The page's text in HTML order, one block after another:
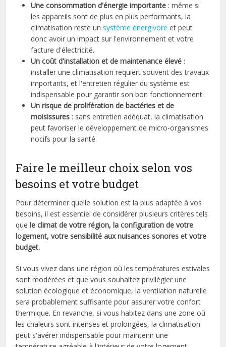
Une consommation d'énergie importante : même si
les appareils sont de plus en plus performants, la
climatisation reste unsystème énergivore et peut
donc avoir un impact sur l'environnement et votre
facture d'électricité.
Un coût d'installation et de maintenance élevé :
installer une climatisation requiert souvent des travaux
importants, et l'entretien régulier du système est
indispensable pour garantir son bon fonctionnement.
Un risque de prolifération de bactéries et de
moisissures : sans entretien adéquat, la climatisation
peut favoriser le développement de micro-organismes
nocifs pour la santé.
Faire le meilleur choix selon vos
besoins et votre budget
Pour déterminer quelle solution est la plus adaptée à vos
besoins, il est essentiel de considérer plusieurs critères tels
que le climat de votre région, la configuration de votre
logement, votre sensibilité aux nuisances sonores et votre
budget.
Si vous vivez dans une région où les températures estivales
sont modérées et que vous souhaitez privilégier une
solution écologique et économique, la ventilation naturelle
sera probablement suffisante pour assurer votre confort
thermique. En revanche, si vous habitez dans une zone où
les chaleurs sont intenses et prolongées, la climatisation
peut s'avérer indispensable pour maintenir une